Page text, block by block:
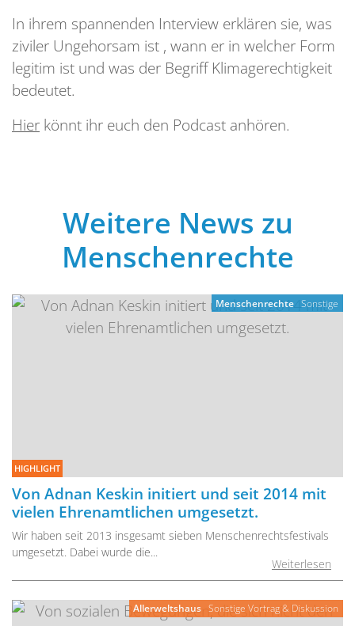
In ihrem spannenden Interview erklären sie, was
ziviler Ungehorsam ist , wann er in welcher Form
legitim ist und was der Begriff Klimagerechtigkeit
bedeutet.
Hier könnt ihr euch den Podcast anhören.
Weitere News zu
Menschenrechte
HIGHLIGHT
Menschenrechte Sonstige
Von Adnan Keskin initiert und seit 2014 mit
vielen Ehrenamtlichen umgesetzt.
Wir haben seit 2013 insgesamt sieben Menschenrechtsfestivals
umgesetzt. Dabei wurde die...
Weiterlesen
Allerweltshaus Sonstige Vortrag & Diskussion